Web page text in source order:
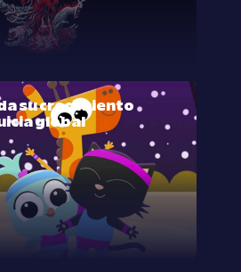
su crecimiento
global